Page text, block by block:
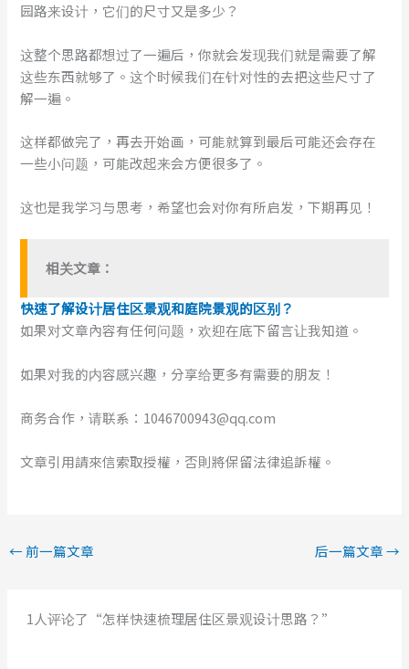
园路来设计，它们的尺寸又是多少？
这整个思路都想过了一遍后，你就会发现我们就是需要了解
这些东西就够了。这个时候我们在针对性的去把这些尺寸了
解一遍。
这样都做完了，再去开始画，可能就算到最后可能还会存在
一些小问题，可能改起来会方便很多了。
这也是我学习与思考，希望也会对你有所启发，下期再见！
相关文章：
快速了解设计居住区景观和庭院景观的区别？
如果对文章內容有任何问题，欢迎在底下留言让我知道。
如果对我的内容感兴趣，分享给更多有需要的朋友！
商务合作，请联系：1046700943@qq.com
文章引用請來信索取授權，否則將保留法律追訴權。
← 前一篇文章 后一篇文章→
1人评论了“怎样快速梳理居住区景观设计思路？”